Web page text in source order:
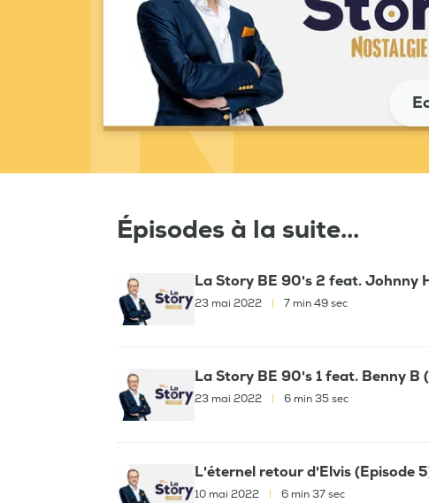
Épisodes à la suite...
La Story BE 90's 2 feat. Johnny
23 mai 2022 7 min 49 sec
La Story BE 90's 1 feat. Benny B
23 mai 2022 6 min 35 sec
L'éternel retour d'Elvis (Episode
10 mai 2022 6 min 37 sec